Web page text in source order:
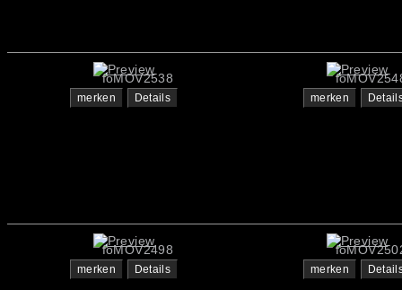
foMOV2538
merken Details merken
foMOV2498
merken Details merken